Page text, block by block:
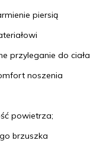
piersią
przyleganie do ciała
noszenia
powietrza;
brzuszka